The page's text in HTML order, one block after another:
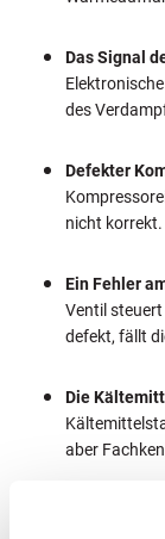
Das Signal
des
Defekter
nicht korrekt.
Ein Fehler
Ventil
defekt, fällt
Die
aber